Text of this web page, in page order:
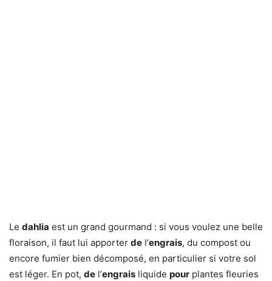
Le dahlia est un grand gourmand : si vous voulez une belle
floraison, il faut lui apporter de l’engrais, du compost ou
encore fumier bien décomposé, en particulier si votre sol
est léger. En pot, de l’engrais liquide pour plantes fleuries